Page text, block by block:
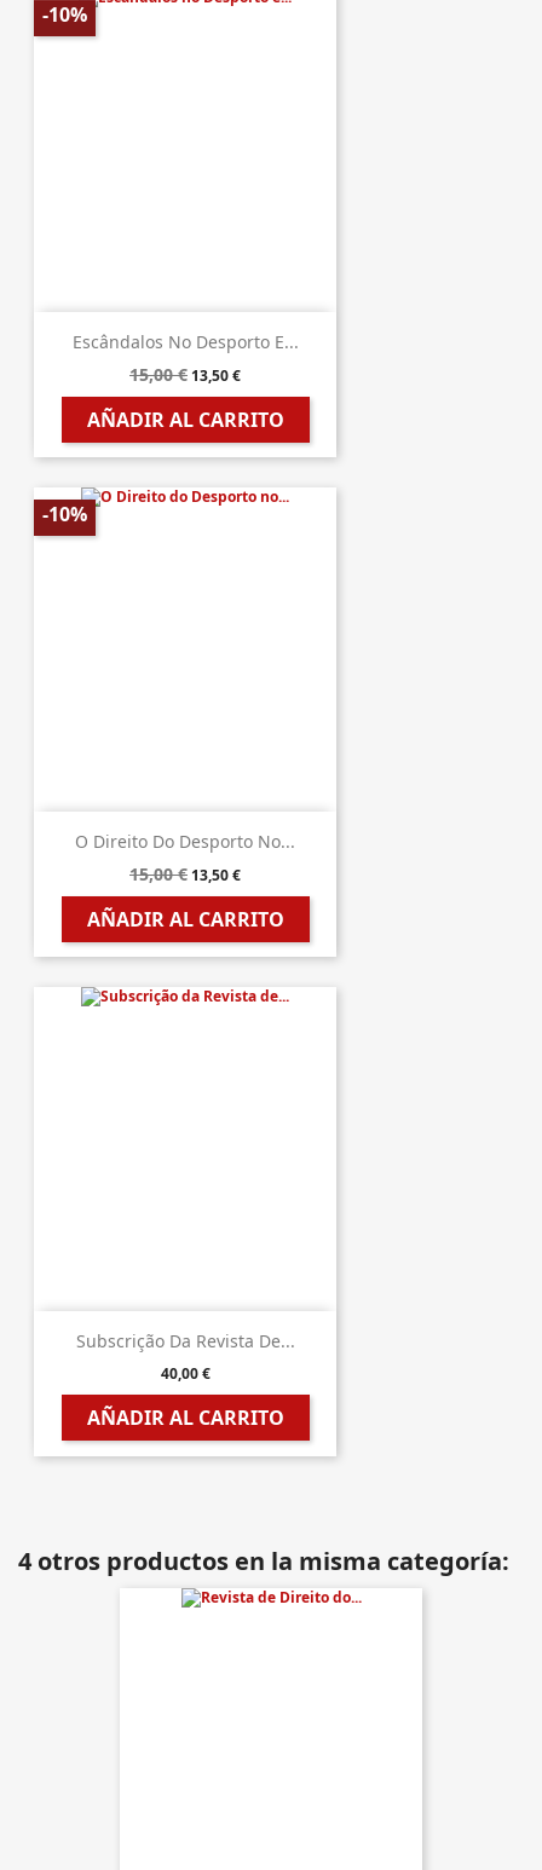
Escândalos No Desporto E...
15,00 € 13,50 €
AÑADIR AL CARRITO
-10%
O Direito Do Desporto No...
15,00 € 13,50 €
AÑADIR AL CARRITO
-10%
Subscrição Da Revista De...
40,00 €
AÑADIR AL CARRITO
4 otros productos en la misma categoría: